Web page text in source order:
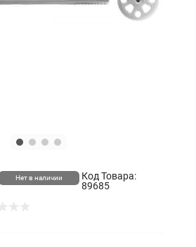
Код Товара:
89685
Нет в наличии